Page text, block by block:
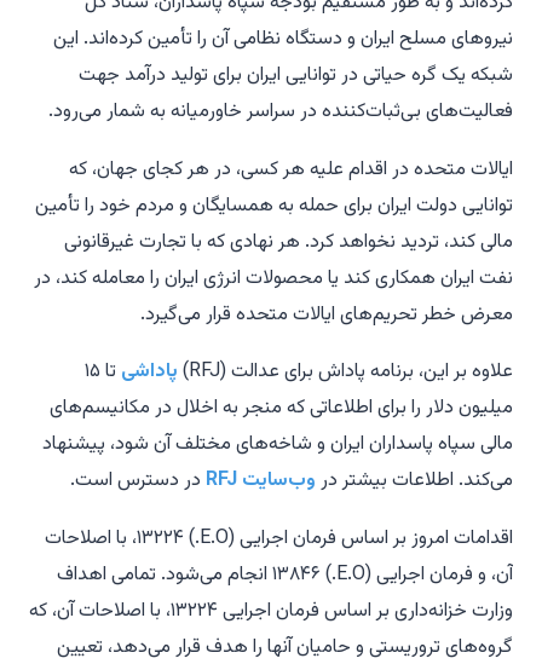
نیروهای مسلح ایران و دستگاه نظامی آن را تأمین کرده‌اند. این
شبکه یک گره حیاتی در توانایی ایران برای تولید درآمد جهت
فعالیت‌های بی‌ثبات‌کننده در سراسر خاورمیانه به شمار می‌رود.
ایالات متحده در اقدام علیه هر کسی، در هر کجای جهان، که
توانایی دولت ایران برای حمله به همسایگان و مردم خود را تأمین
مالی کند، تردید نخواهد کرد. هر نهادی که با تجارت غیرقانونی
نفت ایران همکاری کند یا محصولات انرژی ایران را معامله کند، در
معرض خطر تحریم‌های ایالات متحده قرار می‌گیرد.
علاوه بر این، برنامه پاداش برای عدالت (RFJ)
پاداشی
تا ۱۵
میلیون دلار را برای اطلاعاتی که منجر به اخلال در مکانیسم‌های
مالی سپاه پاسداران ایران و شاخه‌های مختلف آن شود، پیشنهاد
می‌کند. اطلاعات بیشتر در وب‌سایت RFJ
در دسترس است.
اقدامات امروز بر اساس فرمان اجرایی (E.O.) ۱۳۲۲۴، با اصلاحات
آن، و فرمان اجرایی (E.O.) ۱۳۸۴۶ انجام می‌شود. تمامی اهداف
وزارت خزانه‌داری بر اساس فرمان اجرایی ۱۳۲۲۴، با اصلاحات آن، که
گروه‌های تروریستی و حامیان آنها را هدف قرار می‌دهد، تعیین